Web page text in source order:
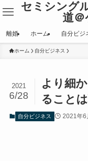
セミシング
道
離婚 ホーム 自分ビジ
ホーム 自分ビジネス
より細
ること
2021
6/28
自分ビジネス 2021年6